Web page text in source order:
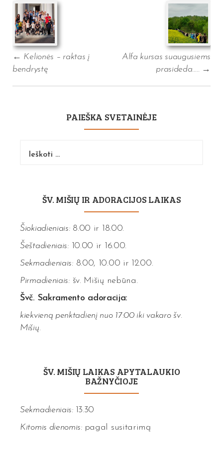
navigation
← Kelionės – raktas į
bendrystę
Alfa kursas suaugusiems
prasideda….. →
PAIEŠKA SVETAINĖJE
ŠV. MIŠIŲ IR ADORACIJOS LAIKAS
Šiokiadieniais:8.00 ir 18.00.
Šeštadieniais:10.00 ir 16.00.
Sekmadieniais:8.00, 10.00 ir 12.00.
Pirmadieniais:šv. Mišių nebūna.
Švč. Sakramento adoracija:
kiekvieną penktadienį nuo 17:00 iki vakaro šv.
Mišių.
ŠV. MIŠIŲ LAIKAS APYTALAUKIO
BAŽNYČIOJE
Sekmadieniais: 13.30
Kitomis dienomis: pagal susitarimą